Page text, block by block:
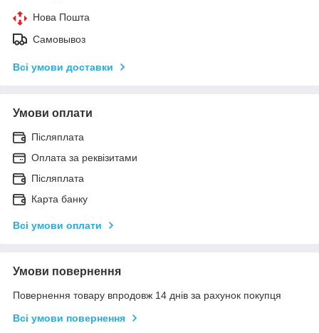
Нова Пошта
Самовывоз
Всі умови доставки
Умови оплати
Післяплата
Оплата за реквізитами
Післяплата
Карта банку
Всі умови оплати
Умови повернення
Повернення товару впродовж 14 днів за рахунок покупця
Всі умови повернення